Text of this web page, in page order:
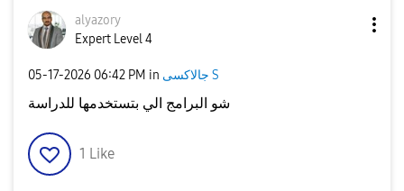
alyazory
Expert Level 4
‎05-17-2026 06:42 PM in جالاكسى S
شو البرامج الي بتستخدمها للدراسة
1 Like